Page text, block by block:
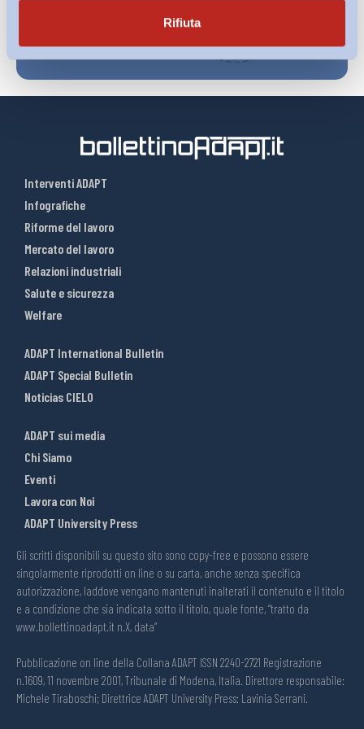
Rifiuta
Interventi ADAPT
Infografiche
Riforme del lavoro
Mercato del lavoro
Relazioni industriali
Salute e sicurezza
Welfare
ADAPT International Bulletin
ADAPT Special Bulletin
Noticias CIELO
ADAPT sui media
Chi Siamo
Eventi
Lavora con Noi
ADAPT University Press
Gli scritti disponibili su questo sito sono copy-free e possono essere
singolarmente riprodotti on line o su carta, anche senza specifica
autorizzazione, laddove vengano mantenuti inalterati il contenuto e il titolo
e a condizione che sia indicata sotto il titolo, quale fonte, “tratto da
www.bollettinoadapt.it n.X, data“
Pubblicazione on line della Collana ADAPT ISSN 2240-2721 Registrazione
n.1609, 11 novembre 2001, Tribunale di Modena, Italia. Direttore responsabile:
Michele Tiraboschi; Direttrice ADAPT University Press: Lavinia Serrani.